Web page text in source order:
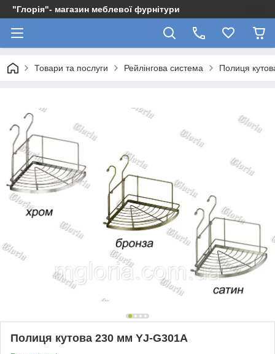
"Глорія"- магазин меблевої фурнітури
Товари та послуги Рейлінгова система Полиця
Полиця кутова 230 мм YJ-G301A